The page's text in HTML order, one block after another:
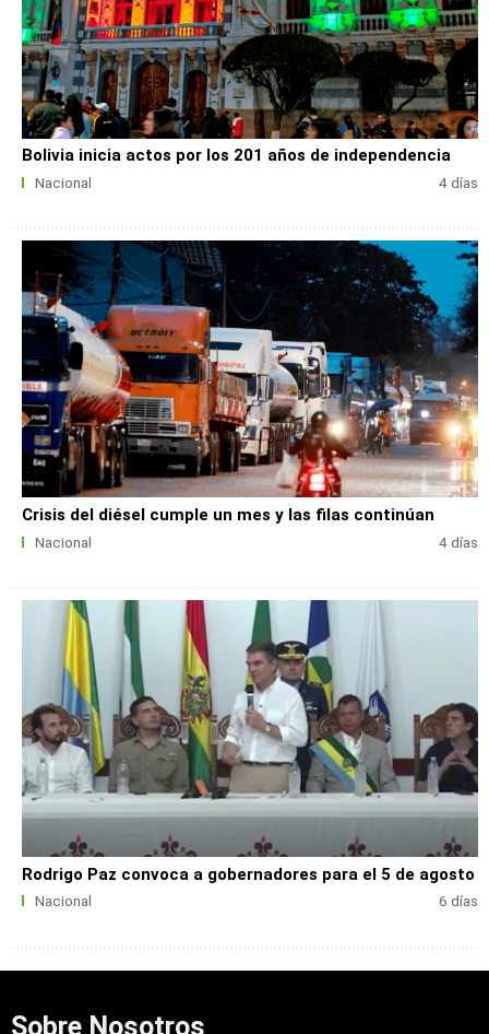
Bolivia inicia actos por los 201 años de independencia
Nacional 4 días
Crisis del diésel cumple un mes y las filas continúan
Nacional 4 días
Rodrigo Paz convoca a gobernadores para el 5 de agosto
Nacional 6 días
Sobre Nosotros